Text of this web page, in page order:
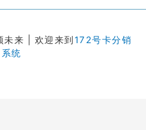
来 | 欢迎来到 172号卡分销
系统